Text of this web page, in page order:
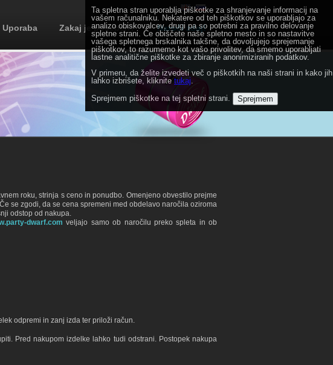
Uporaba Zakaj je poseben? Naroči zdaj!
roku, strinja s ceno in ponudbo. Omenjeno obvestilo prejme
se zgodi, da se cena spremeni med obdelavo naročila oziroma
odstop od nakupa.
dwarf.com veljajo samo ob naročilu preko spleta in ob
odpremi in zanj izda ter priloži račun.
Pred nakupom izdelke lahko tudi odstrani. Postopek nakupa
Ta spletna stran uporablja piškotke za shranjevanje informacij na
vašem računalniku. Nekatere od teh piškotkov se uporabljajo za
analizo obiskovalcev, drugi pa so potrebni za pravilno delovanje
spletne strani. Če obiščete naše spletno mesto in so nastavitve
vašega spletnega brskalnika takšne, da dovoljujejo sprejemanje
piškotkov, to razumemo kot vašo privolitev, da smemo uporabljati
lastne analitične piškotke za zbiranje anonimiziranih podatkov.
V primeru, da želite izvedeti več o piškotkih na naši strani in kako jih
lahko izbrišete, kliknite tukaj.
Sprejmem piškotke na tej spletni strani.
Sprejmem